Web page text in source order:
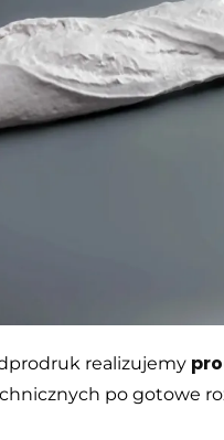
realizujemy
po gotowe